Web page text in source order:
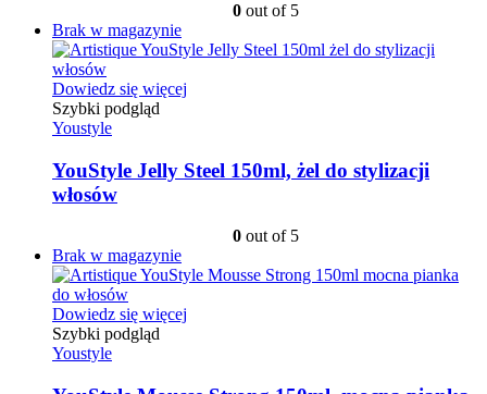
0out of 5
Brak w magazynie
Dowiedz się więcej
Szybki podgląd
Youstyle
YouStyle Jelly Steel 150ml, żel do stylizacji
włosów
0out of 5
Brak w magazynie
Dowiedz się więcej
Szybki podgląd
Youstyle